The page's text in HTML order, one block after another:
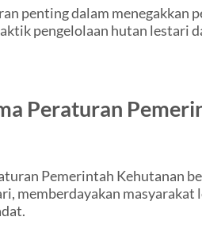
penting dalam menegakkan
pengelolaan hutan lestari
Peraturan
Pemerintah Kehutanan
memberdayakan masyarakat